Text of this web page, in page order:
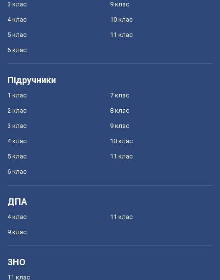
3 клас
4 клас
5 клас
6 клас
9 клас
10 клас
11 клас
Підручники
1 клас
2 клас
3 клас
4 клас
5 клас
6 клас
7 клас
8 клас
9 клас
10 клас
11 клас
ДПА
4 клас
9 клас
11 клас
ЗНО
11 клас